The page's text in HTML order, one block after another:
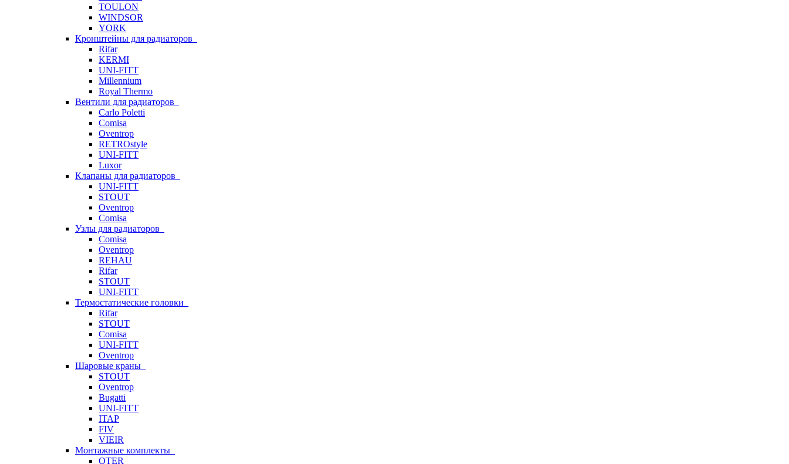
TOULON
WINDSOR
YORK
Кронштейны для радиаторов
Rifar
KERMI
UNI-FITT
Millennium
Royal Thermo
Вентили для радиаторов
Carlo Poletti
Comisa
Oventrop
RETROstyle
UNI-FITT
Luxor
Клапаны для радиаторов
UNI-FITT
STOUT
Oventrop
Comisa
Узлы для радиаторов
Comisa
Oventrop
REHAU
Rifar
STOUT
UNI-FITT
Термостатические головки
Rifar
STOUT
Comisa
UNI-FITT
Oventrop
Шаровые краны
STOUT
Oventrop
Bugatti
UNI-FITT
ITAP
FIV
VIEIR
Монтажные комплекты
OTER